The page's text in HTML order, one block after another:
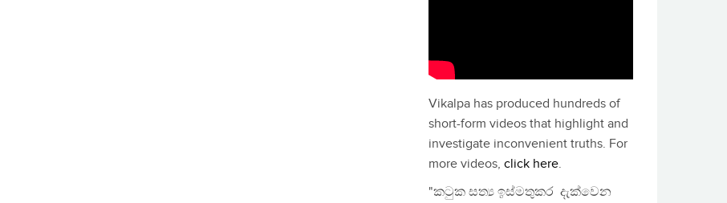
Vikalpa has produced hundreds of
short-form videos that highlight and
investigate inconvenient truths. For
more videos, click here.
"කටුක සත්‍ය ඉස්මතුකර දැක්වෙන